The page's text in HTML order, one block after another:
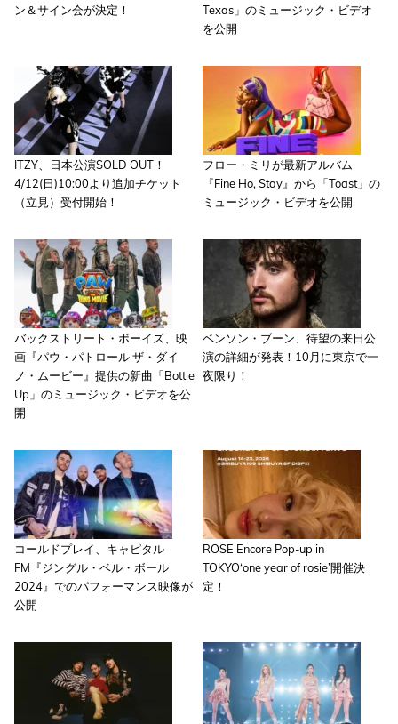
ン＆サイン会が決定！
Texas」のミュージック・ビデオ
を公開
ITZY、日本公演SOLD OUT！
4/12(日)10:00より追加チケット
（立見）受付開始！
フロー・ミリが最新アルバム
『Fine Ho, Stay』から「Toast」の
ミュージック・ビデオを公開
バックストリート・ボーイズ、映
画『パウ・パトロール ザ・ダイ
ノ・ムービー』提供の新曲「Bottle
Up」のミュージック・ビデオを公
開
ベンソン・ブーン、待望の来日公
演の詳細が発表！10月に東京で一
夜限り！
コールドプレイ、キャピタル
FM『ジングル・ベル・ボール
2024』でのパフォーマンス映像が
公開
ROSE Encore Pop-up in
TOKYO‘one year of rosie’開催決
定！